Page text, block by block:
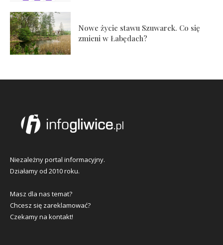
Nowe życie stawu Szuwarek. Co się
zmieni w Łabędach?
Niezależny portal informacyjny.
Działamy od 2010 roku.
Masz dla nas temat?
Chcesz się zareklamować?
Czekamy na kontakt!